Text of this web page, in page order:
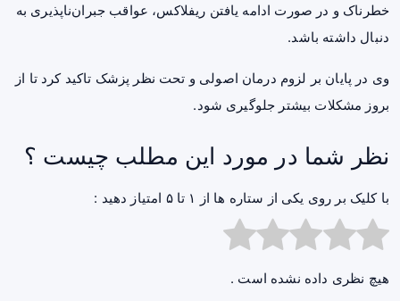
خطرناک و در صورت ادامه یافتن ریفلاکس، عواقب جبران‌ناپذیری به
دنبال داشته باشد.
وی در پایان بر لزوم درمان اصولی و تحت نظر پزشک تاکید کرد تا از
بروز مشکلات بیشتر جلوگیری شود.
نظر شما در مورد این مطلب چیست ؟
با کلیک بر روی یکی از ستاره ها از ۱ تا ۵ امتیاز دهید :
هیچ نظری داده نشده است .